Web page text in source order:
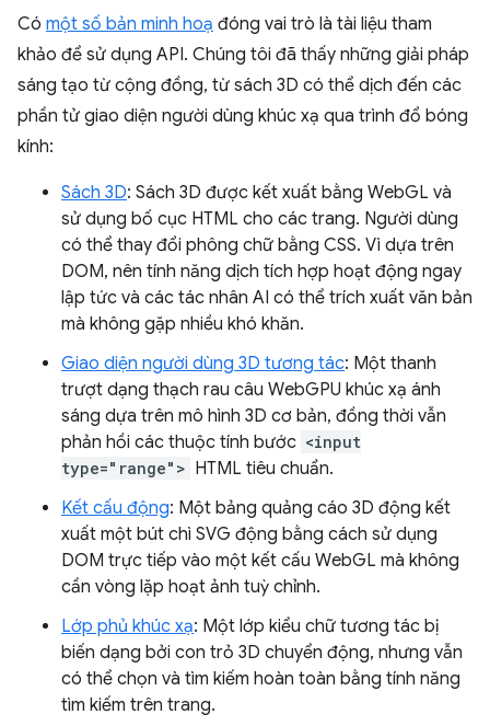
Có một số bản minh hoạ đóng vai trò là tài liệu tham
khảo để sử dụng API. Chúng tôi đã thấy những giải pháp
sáng tạo từ cộng đồng, từ sách 3D có thể dịch đến các
phần tử giao diện người dùng khúc xạ qua trình đổ bóng
kính:
Sách 3D: Sách 3D được kết xuất bằng WebGL và
sử dụng bố cục HTML cho các trang. Người dùng
có thể thay đổi phông chữ bằng CSS. Vì dựa trên
DOM, nên tính năng dịch tích hợp hoạt động ngay
lập tức và các tác nhân AI có thể trích xuất văn bản
mà không gặp nhiều khó khăn.
Giao diện người dùng 3D tương tác: Một thanh
trượt dạng thạch rau câu WebGPU khúc xạ ánh
sáng dựa trên mô hình 3D cơ bản, đồng thời vẫn
phản hồi các thuộc tính bước <input
type="range"> HTML tiêu chuẩn.
Kết cấu động: Một bảng quảng cáo 3D động kết
xuất một bút chì SVG động bằng cách sử dụng
DOM trực tiếp vào một kết cấu WebGL mà không
cần vòng lặp hoạt ảnh tuỳ chỉnh.
Lớp phủ khúc xạ: Một lớp kiểu chữ tương tác bị
biến dạng bởi con trỏ 3D chuyển động, nhưng vẫn
có thể chọn và tìm kiếm hoàn toàn bằng tính năng
tìm kiếm trên trang.